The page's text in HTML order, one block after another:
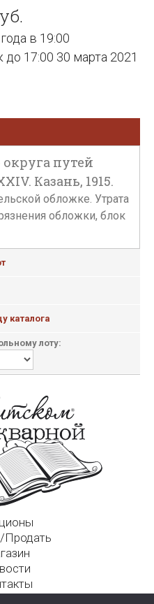
в 19:00
17:00 30 марта 2021
путей
Казань, 1915.
обложке. Утрата
обложки, блок
каталога
лоту:
Продать